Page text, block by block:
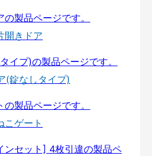
開きドア
(錠なしタイプ)
こゲート